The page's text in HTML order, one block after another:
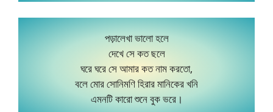
পড়ালেখা ভালো হলে
দেখে সে কত ছলে
ঘরে ঘরে সে আমার কত নাম করতো,
বলে মোর সোনিমণি হিরার মানিকের খনি
এমনটি কারো শুনে বুক ভরে।